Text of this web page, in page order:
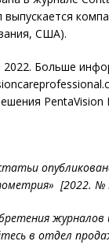
выпускается
США).
2022. Больше
PentaVision
[2022. №
журналов
в отдел